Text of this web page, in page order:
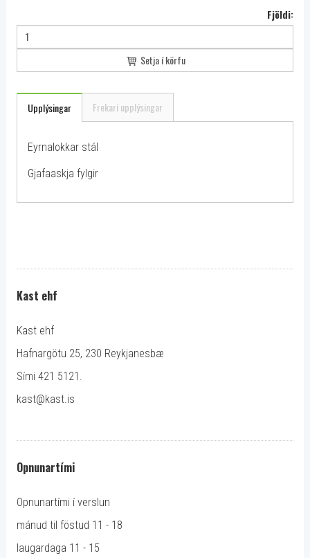
Fjöldi:
Setja í körfu
Upplýsingar Frekari upplýsingar
Eyrnalokkar stál
Gjafaaskja fylgir
Kast ehf
Kast ehf
Hafnargötu 25, 230 Reykjanesbæ
Sími 421 5121.
kast@kast.is
Opnunartími
Opnunartími í verslun
mánud til föstud 11 - 18
laugardaga 11 - 15